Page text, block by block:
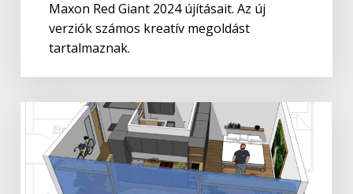
Maxon Red Giant 2024 újításait. Az új
verziók számos kreatív megoldást
tartalmaznak.